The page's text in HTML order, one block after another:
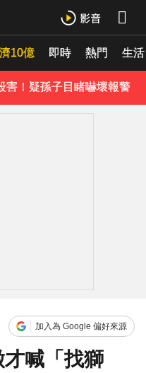
10億 即時 熱門 生活
強風豪雨26萬人撤離
採購疫苗遭詐騙 慈濟委任律師發聲明：不排除民事求償
害！疑孫子目睹嚇壞報警
加入為 Google 偏好來源
喊「找獅